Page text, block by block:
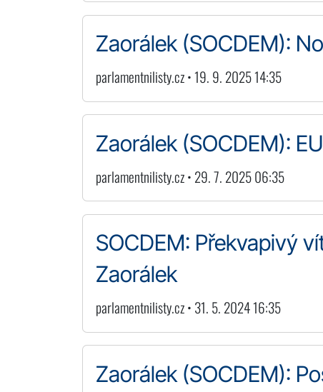
Zaorálek (SOCDEM):
parlamentnilisty.cz • 19. 9. 2025 14:35
Zaorálek (SOCDEM):
parlamentnilisty.cz • 29. 7. 2025 06:35
SOCDEM: Překvapivý
Zaorálek
parlamentnilisty.cz • 31. 5. 2024 16:35
Zaorálek (SOCDEM):